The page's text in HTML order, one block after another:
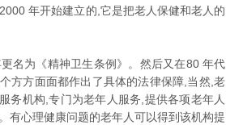
年开始建立的,它是把老人保健和老人的
名为《精神卫生条例》。然后又在80 年代
方方面面都作出了具体的法律保障,当然,老
务机构,专门为老年人服务,提供各项老年人
有心理健康问题的老年人可以得到该机构提